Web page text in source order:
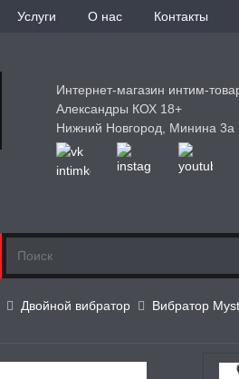
Услуги О нас Контакты
Интернет-магазин интим-
Александры КОХ 18+
Нижний Новгород, Минина 3а
Двойной вибратор Вибратор